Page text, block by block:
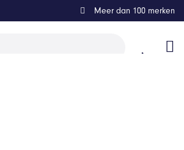
Meer dan 100 merken